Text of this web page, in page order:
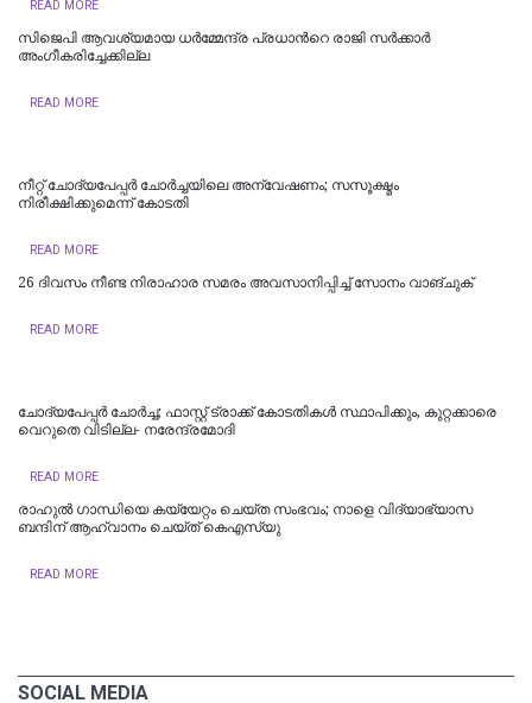
READ MORE
സിജെപി ആവശ്യമായ ധർമ്മേന്ദ്ര പ്രധാന്‍റെ രാജി സർക്കാർ
അംഗീകരിച്ചേക്കില്ല
READ MORE
നീറ്റ് ചോദ്യപേപ്പര്‍ ചോര്‍ച്ചയിലെ അന്വേഷണം; സസൂക്ഷ്മം
നിരീക്ഷിക്കുമെന്ന് കോടതി
READ MORE
26 ദിവസം നീണ്ട നിരാഹാര സമരം അവസാനിപ്പിച്ച് സോനം വാങ്ചുക്
READ MORE
ചോദ്യപേപ്പർ ചോർച്ച; ഫാസ്റ്റ് ട്രാക്ക് കോടതികള്‍ സ്ഥാപിക്കും, കുറ്റക്കാരെ
വെറുതെ വിടില്ല- നരേന്ദ്രമോദി
READ MORE
രാഹുൽ ​ഗാന്ധിയെ കയ്യേറ്റം ചെയ്ത സംഭവം‌; നാളെ വിദ്യാഭ്യാസ
ബന്ദിന് ആഹ്വാനം ചെയ്ത് കെഎസ്‍യു
READ MORE
SOCIAL MEDIA